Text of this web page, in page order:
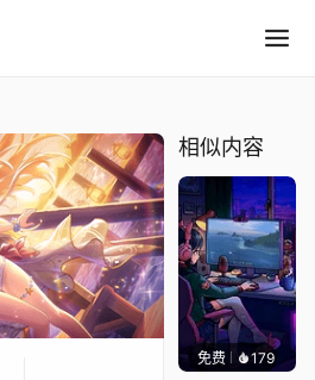
相似内容
免费 179